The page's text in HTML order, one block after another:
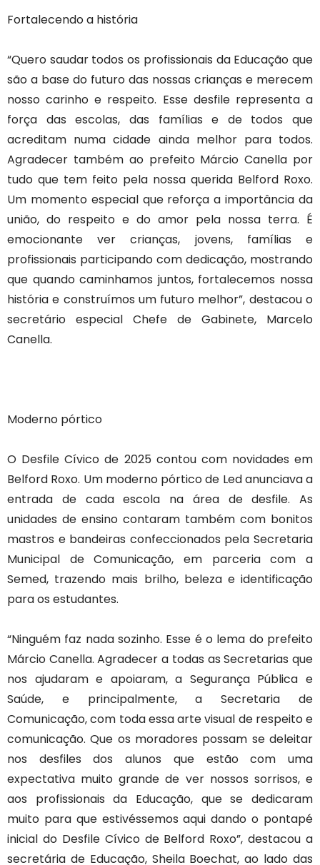
Fortalecendo a história
“Quero saudar todos os profissionais da Educação que
são a base do futuro das nossas crianças e merecem
nosso carinho e respeito. Esse desfile representa a
força das escolas, das famílias e de todos que
acreditam numa cidade ainda melhor para todos.
Agradecer também ao prefeito Márcio Canella por
tudo que tem feito pela nossa querida Belford Roxo.
Um momento especial que reforça a importância da
união, do respeito e do amor pela nossa terra. É
emocionante ver crianças, jovens, famílias e
profissionais participando com dedicação, mostrando
que quando caminhamos juntos, fortalecemos nossa
história e construímos um futuro melhor”, destacou o
secretário especial Chefe de Gabinete, Marcelo
Canella.
Moderno pórtico
O Desfile Cívico de 2025 contou com novidades em
Belford Roxo. Um moderno pórtico de Led anunciava a
entrada de cada escola na área de desfile. As
unidades de ensino contaram também com bonitos
mastros e bandeiras confeccionados pela Secretaria
Municipal de Comunicação, em parceria com a
Semed, trazendo mais brilho, beleza e identificação
para os estudantes.
“Ninguém faz nada sozinho. Esse é o lema do prefeito
Márcio Canella. Agradecer a todas as Secretarias que
nos ajudaram e apoiaram, a Segurança Pública e
Saúde, e principalmente, a Secretaria de
Comunicação, com toda essa arte visual de respeito e
comunicação. Que os moradores possam se deleitar
nos desfiles dos alunos que estão com uma
expectativa muito grande de ver nossos sorrisos, e
aos profissionais da Educação, que se dedicaram
muito para que estivéssemos aqui dando o pontapé
inicial do Desfile Cívico de Belford Roxo”, destacou a
secretária de Educação, Sheila Boechat, ao lado das